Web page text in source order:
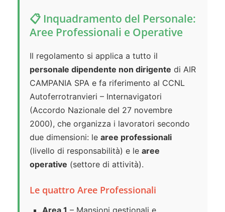
📋 Inquadramento del Personale:
Aree Professionali e Operative
Il regolamento si applica a tutto il
personale dipendente non dirigente di AIR
CAMPANIA SPA e fa riferimento al CCNL
Autoferrotranvieri – Internavigatori
(Accordo Nazionale del 27 novembre
2000), che organizza i lavoratori secondo
due dimensioni: le aree professionali
(livello di responsabilità) e le aree
operative (settore di attività).
Le quattro Aree Professionali